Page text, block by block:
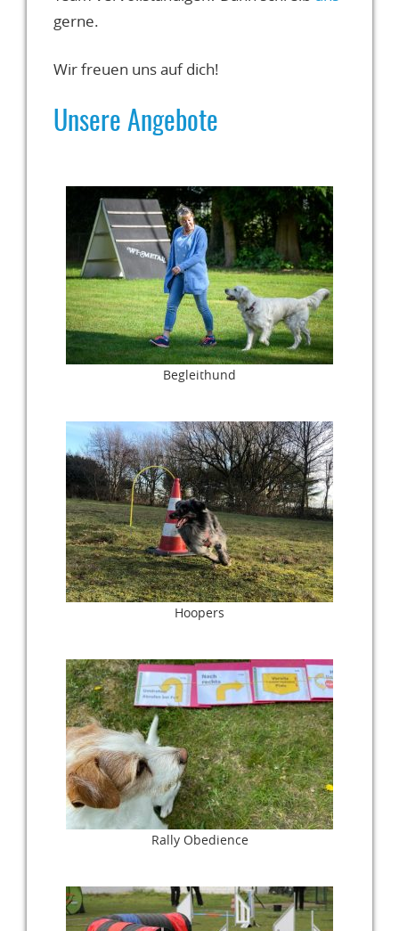
gerne.
Wir freuen uns auf dich!
Unsere Angebote
Begleithund
Hoopers
Rally Obedience